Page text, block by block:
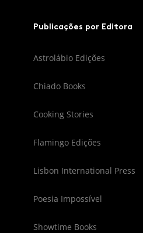
Publicações por Editora
Astrolábio Edições
Chiado Books
Cooking Stories
Flamingo Edições
Lisbon International Press
Poesia Impossível
Showtime Books